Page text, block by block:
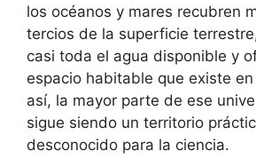
los océanos y mares recubren
tercios de la superficie
casi toda el agua disponible y
espacio habitable que existe
así, la mayor parte de ese
sigue siendo un territorio
desconocido para la ciencia.